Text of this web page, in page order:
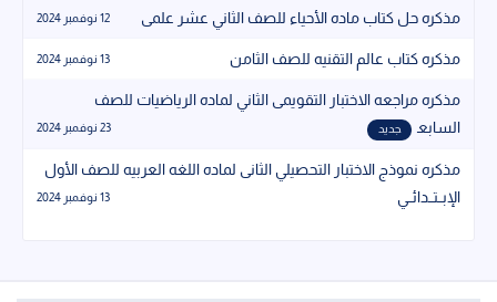
مذكره حل كتاب ماده الأحياء للصف الثاني عشر علمى 12 نوفمبر 2024
مذكره كتاب عالم التقنيه للصف الثامن 13 نوفمبر 2024
مذكره مراجعه الاختبار التقويمى الثاني لماده الرياضيات للصف
السابع
جديد 23 نوفمبر 2024
مذكره نموذج الاختبار التحصيلي الثانى لماده اللغه العربيه للصف الأول
الإبــتــدائــي
13 نوفمبر 2024